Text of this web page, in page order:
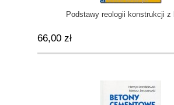
Podstawy reologii konstrukcji z
66,00 zł